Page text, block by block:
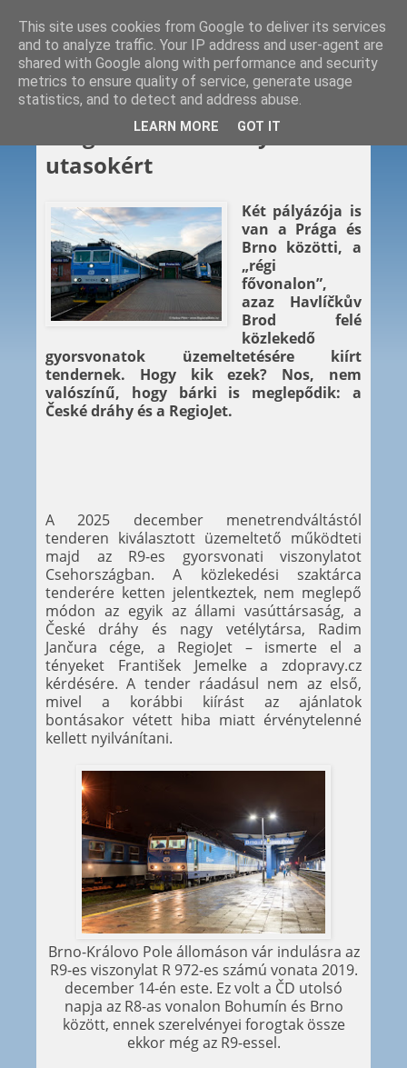
2023. 02. 22.
Prága–Brno: verseny az
utasokért
Két pályázója is
van a Prága és
Brno közötti, a
„régi
fővonalon”,
azaz Havlíčkův
Brod felé
közlekedő
gyorsvonatok üzemeltetésére kiírt
tendernek. Hogy kik ezek? Nos, nem
valószínű, hogy bárki is meglepődik: a
České dráhy és a RegioJet.
A 2025 december menetrendváltástól
tenderen kiválasztott üzemeltető működteti
majd az R9-es gyorsvonati viszonylatot
Csehországban. A közlekedési szaktárca
tenderére ketten jelentkeztek, nem meglepő
módon az egyik az állami vasúttársaság, a
České dráhy és nagy vetélytársa, Radim
Jančura cége, a RegioJet – ismerte el a
tényeket František Jemelke a zdopravy.cz
kérdésére. A tender ráadásul nem az első,
mivel a korábbi kiírást az ajánlatok
bontásakor vétett hiba miatt érvénytelenné
kellett nyilvánítani.
Brno-Královo Pole állomáson vár indulásra az
R9-es viszonylat R 972-es számú vonata 2019.
december 14-én este. Ez volt a ČD utolsó
napja az R8-as vonalon Bohumín és Brno
között, ennek szerelvényei forogtak össze
ekkor még az R9-essel.
This site uses cookies from Google to deliver its services
and to analyze traffic. Your IP address and user-agent are
shared with Google along with performance and security
metrics to ensure quality of service, generate usage
statistics, and to detect and address abuse.
LEARN MORE GOT IT